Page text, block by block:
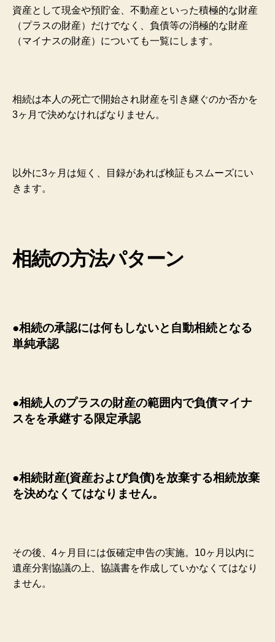
資産として現金や預貯金、不動産といった積極的な財産
（プラスの財産）だけでなく、負債等の消極的な財産
（マイナスの財産）についても一覧にします。
相続は本人の死亡で開始され財産を引き継ぐのか否かを
3ヶ月で決めなければなりません。
以外に3ヶ月は短く、目録があれば検証もスムーズにい
きます。
相続の方法パターン
●相続の承認には何もしないと自動相続となる
単純承認
●相続人のプラスの財産の範囲内で負債マイナ
スをを承継する限定承認
●相続財産(資産および負債)を放棄する相続放棄
を決めなくてはなりません。
その後、4ヶ月目には仮確定申告の実施。10ヶ月以内に
遺産分割協議の上、協議書を作成していかなくてはなり
ません。